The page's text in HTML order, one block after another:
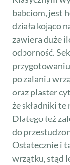
babciom, jest
działa kojąco
zawiera duże
odporność.
przygotowaniu
po zalaniu
oraz plaster
że składniki
Dlatego też
do
Ostatecznie i
wrzątku, stąd